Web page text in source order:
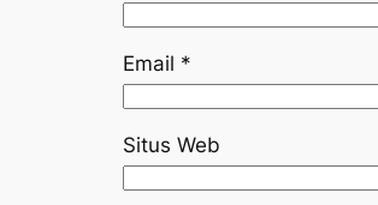
Email *
Situs Web